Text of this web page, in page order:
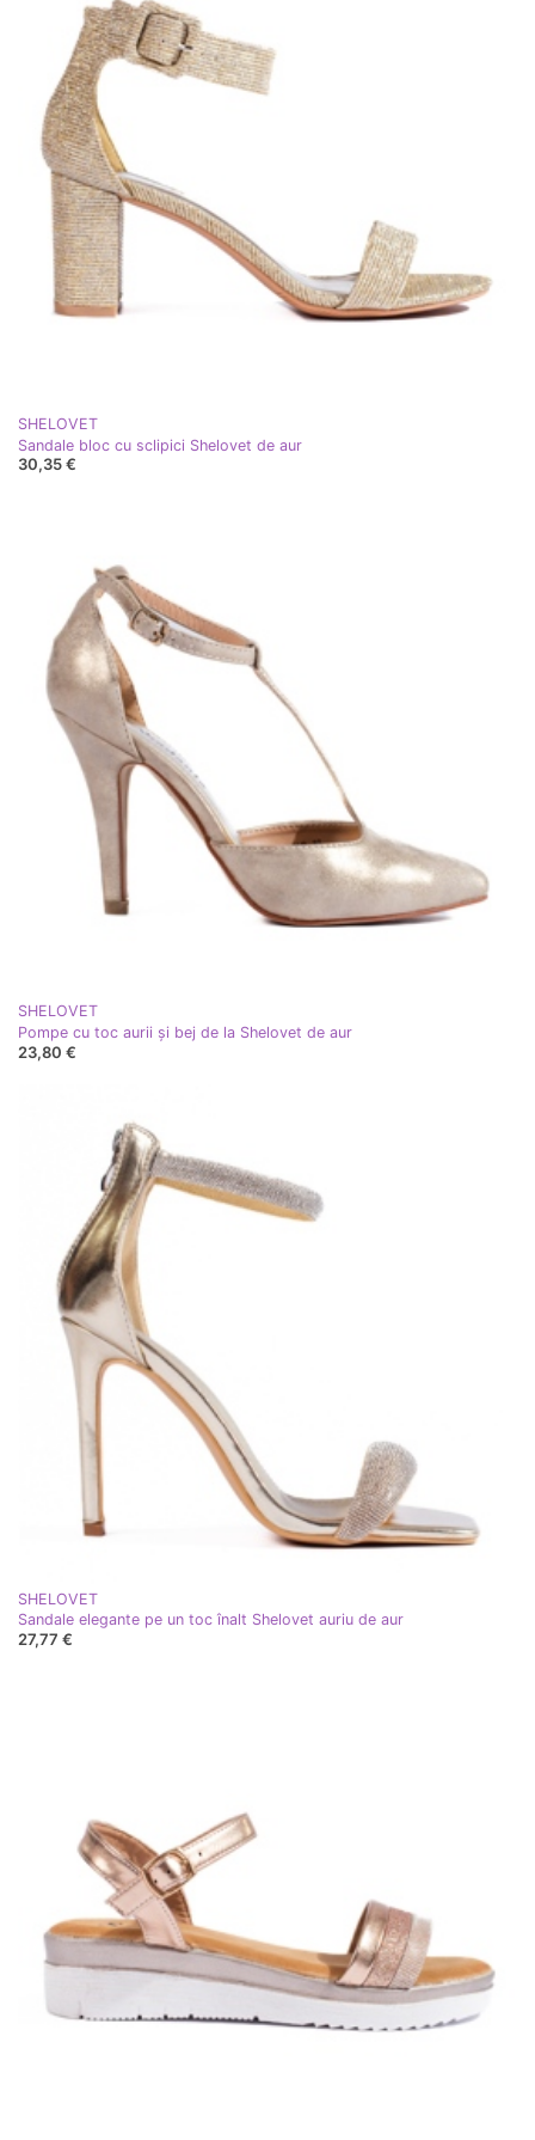
SHELOVET
Sandale bloc cu sclipici Shelovet de aur
30,35 €
SHELOVET
Pompe cu toc aurii și bej de la Shelovet de aur
23,80 €
SHELOVET
Sandale elegante pe un toc înalt Shelovet auriu de aur
27,77 €